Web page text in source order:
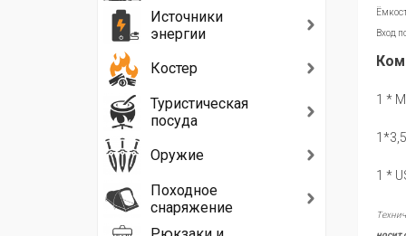
Вход
1 *
1 *
Источники
энергии
Костер
Туристическая
посуда
Оружие
Походное
снаряжение